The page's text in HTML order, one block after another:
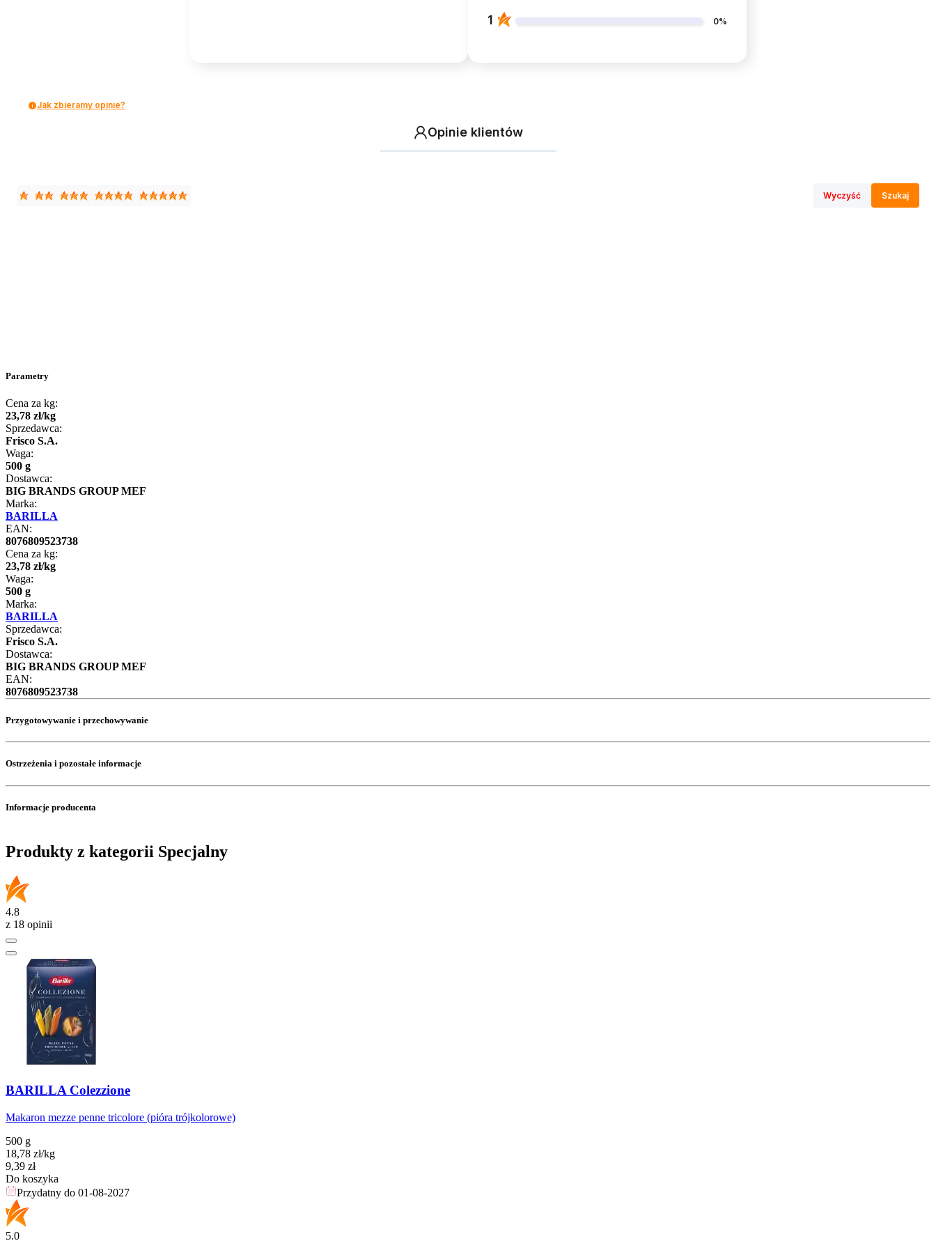
1 0%
Jak zbieramy opinie?
Opinie klientów
Wyczyść Szukaj
Parametry
Cena za kg:
23,78 zł/kg
Sprzedawca:
Frisco S.A.
Waga:
500 g
Dostawca:
BIG BRANDS GROUP MEF
Marka:
BARILLA
EAN:
8076809523738
Cena za kg:
23,78 zł/kg
Waga:
500 g
Marka:
BARILLA
Sprzedawca:
Frisco S.A.
Dostawca:
BIG BRANDS GROUP MEF
EAN:
8076809523738
Przygotowywanie i przechowywanie
Ostrzeżenia i pozostałe informacje
Informacje producenta
Produkty z kategorii Specjalny
4.8
z 18 opinii
BARILLA Colezzione
Makaron mezze penne tricolore (pióra trójkolorowe)
500 g
18,78 zł/kg
Cena
9,39 zł
Do koszyka
Przydatny do 01-08-2027
5.0